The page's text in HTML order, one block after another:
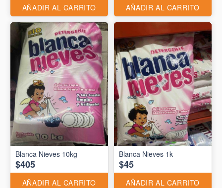
AÑADIR AL CARRITO AÑADIR AL CARRITO
Blanca Nieves 10kg
$405
AÑADIR AL CARRITO
Blanca Nieves 1k
$45
AÑADIR AL CARRITO